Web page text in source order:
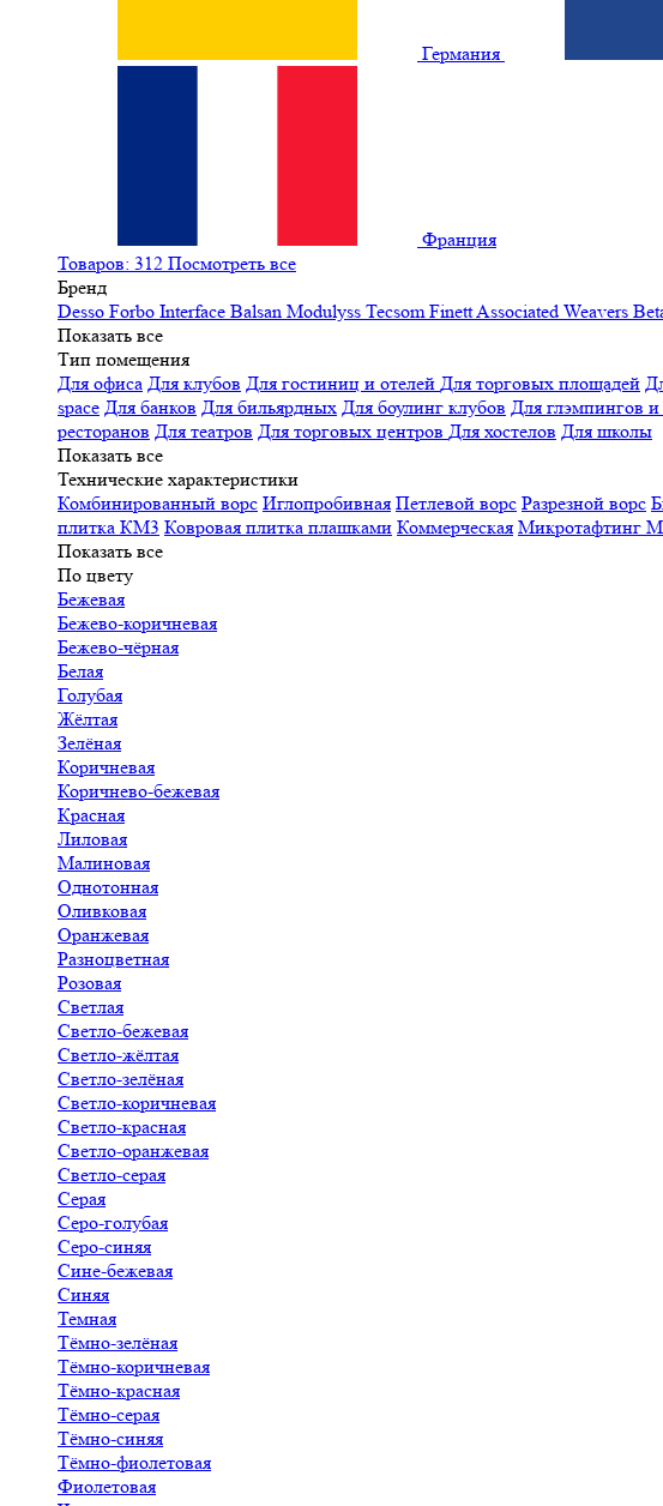
Германия
Франция
Товаров: 312 Посмотреть все
Бренд
Desso Forbo Interface Balsan Modulyss Tecsom FinettAssociated Weavers
Показать все
Тип помещения
Для офиса Для клубов Для гостиниц и отелей Для торговых площадей
space Для банков Для бильярдных Для боулинг клубов Для глэмпингов и
ресторанов Для театров Для торговых центров Для хостелов Для школы
Показать все
Технические характеристики
Комбинированный ворс Иглопробивная Петлевой ворс Разрезной ворс
плитка КМ3 Ковровая плитка плашками Коммерческая Микротафтинг
Показать все
По цвету
Бежевая
Бежево-коричневая
Бежево-чёрная
Белая
Голубая
Жёлтая
Зелёная
Коричневая
Коричнево-бежевая
Красная
Лиловая
Малиновая
Однотонная
Оливковая
Оранжевая
Разноцветная
Розовая
Светлая
Светло-бежевая
Светло-жёлтая
Светло-зелёная
Светло-коричневая
Светло-красная
Светло-оранжевая
Светло-серая
Серая
Серо-голубая
Серо-синяя
Сине-бежевая
Синяя
Темная
Тёмно-зелёная
Тёмно-коричневая
Тёмно-красная
Тёмно-серая
Тёмно-синяя
Тёмно-фиолетовая
Фиолетовая